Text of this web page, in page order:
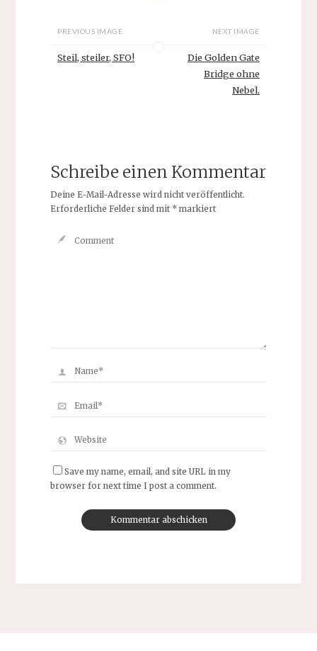
PREVIOUS IMAGE
Steil, steiler, SFO!
NEXT IMAGE
Die Golden Gate
Bridge ohne
Nebel.
Schreibe einen Kommentar
Deine E-Mail-Adresse wird nicht veröffentlicht.
Erforderliche Felder sind mit *markiert
Save my name, email, and site URL in my
browser for next time I post a comment.